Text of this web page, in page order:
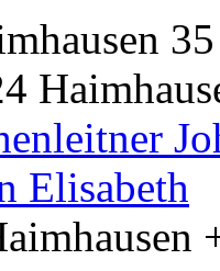
Elisabeth